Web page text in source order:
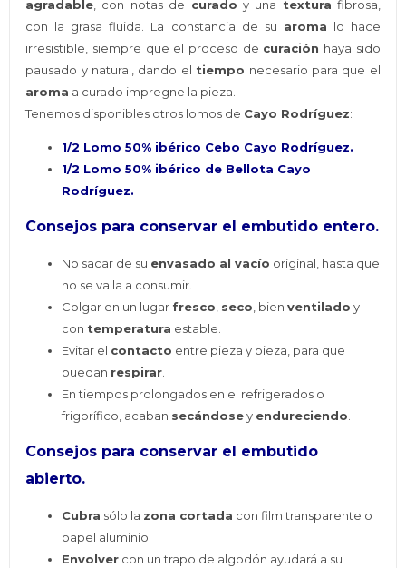
agradable, con notas de curado y una textura fibrosa,
con la grasa fluida. La constancia de su aroma lo hace
irresistible, siempre que el proceso de curación haya sido
pausado y natural, dando el tiempo necesario para que el
aroma a curado impregne la pieza.
Tenemos disponibles otros lomos de Cayo Rodríguez:
1/2 Lomo 50% ibérico Cebo Cayo Rodríguez.
1/2 Lomo 50% ibérico de Bellota Cayo
Rodríguez.
Consejos para conservar el embutido entero.
No sacar de su envasado al vacío original, hasta que
no se valla a consumir.
Colgar en un lugar fresco, seco, bienventilado y
con temperatura estable.
Evitar el contacto entre pieza y pieza, para que
puedan respirar.
En tiempos prolongados en el refrigerados o
frigorífico, acaban secándosey endureciendo.
Consejos para conservar el embutido
abierto.
Cubra sólo la zona cortada con film transparente o
papel aluminio.
Envolver con un trapo de algodón ayudará a su